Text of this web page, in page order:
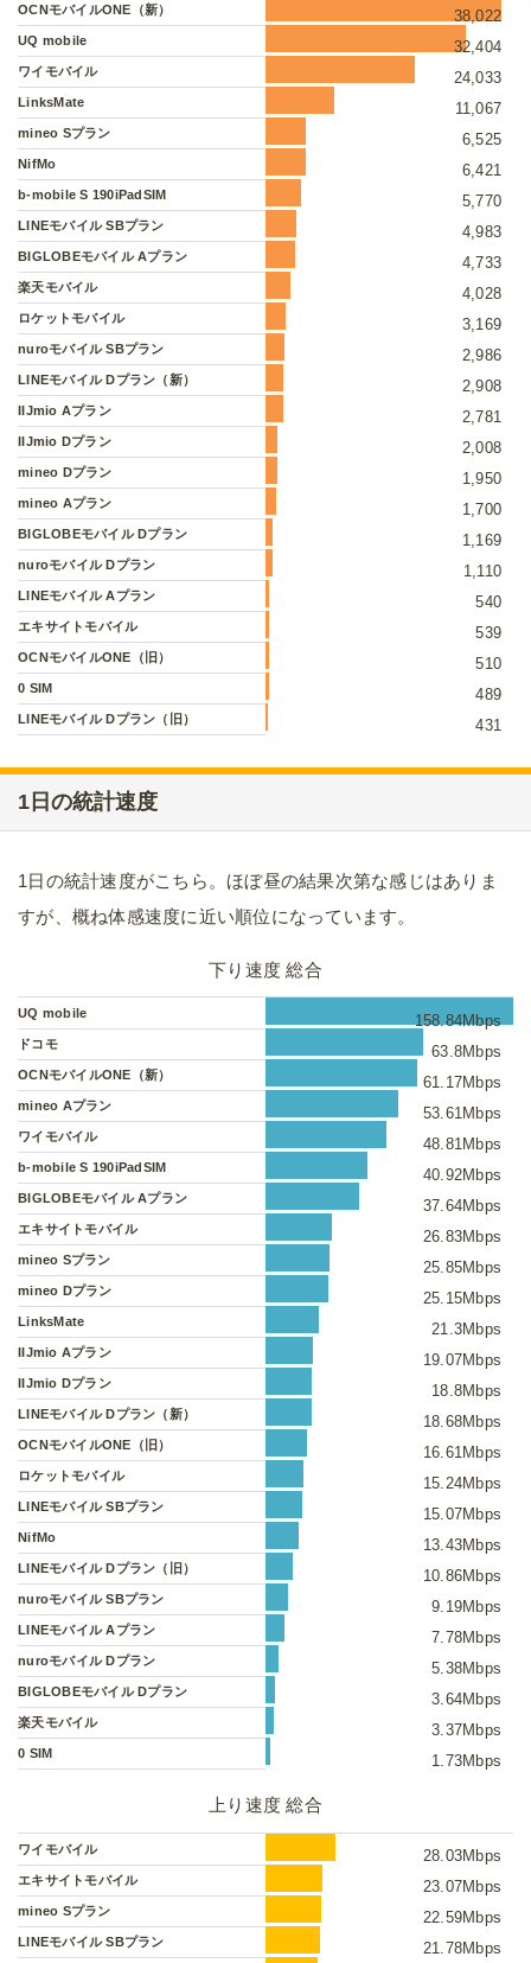
OCNモバイルONE（新） 38,022
UQ mobile 32,404
ワイモバイル 24,033
LinksMate 11,067
mineo Sプラン 6,525
NifMo 6,421
b-mobile S 190iPadSIM 5,770
LINEモバイル SBプラン 4,983
BIGLOBEモバイル Aプラン 4,733
楽天モバイル 4,028
ロケットモバイル 3,169
nuroモバイル SBプラン 2,986
LINEモバイル Dプラン（新） 2,908
IIJmio Aプラン 2,781
IIJmio Dプラン 2,008
mineo Dプラン 1,950
mineo Aプラン 1,700
BIGLOBEモバイル Dプラン 1,169
nuroモバイル Dプラン 1,110
LINEモバイル Aプラン 540
エキサイトモバイル 539
OCNモバイルONE（旧） 510
0 SIM 489
LINEモバイル Dプラン（旧） 431
1日の統計速度
1日の統計速度がこちら。ほぼ昼の結果次第な感じはありま
すが、概ね体感速度に近い順位になっています。
下り速度 総合
UQ mobile 158.84Mbps
ドコモ 63.8Mbps
OCNモバイルONE（新） 61.17Mbps
mineo Aプラン 53.61Mbps
ワイモバイル 48.81Mbps
b-mobile S 190iPadSIM 40.92Mbps
BIGLOBEモバイル Aプラン 37.64Mbps
エキサイトモバイル 26.83Mbps
mineo Sプラン 25.85Mbps
mineo Dプラン 25.15Mbps
LinksMate 21.3Mbps
IIJmio Aプラン 19.07Mbps
IIJmio Dプラン 18.8Mbps
LINEモバイル Dプラン（新） 18.68Mbps
OCNモバイルONE（旧） 16.61Mbps
ロケットモバイル 15.24Mbps
LINEモバイル SBプラン 15.07Mbps
NifMo 13.43Mbps
LINEモバイル Dプラン（旧） 10.86Mbps
nuroモバイル SBプラン 9.19Mbps
LINEモバイル Aプラン 7.78Mbps
nuroモバイル Dプラン 5.38Mbps
BIGLOBEモバイル Dプラン 3.64Mbps
楽天モバイル 3.37Mbps
0 SIM 1.73Mbps
上り速度 総合
ワイモバイル 28.03Mbps
エキサイトモバイル 23.07Mbps
mineo Sプラン 22.59Mbps
LINEモバイル SBプラン 21.78Mbps